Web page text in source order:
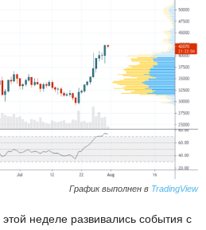
График выполнен в TradingView
неделе развивались события с